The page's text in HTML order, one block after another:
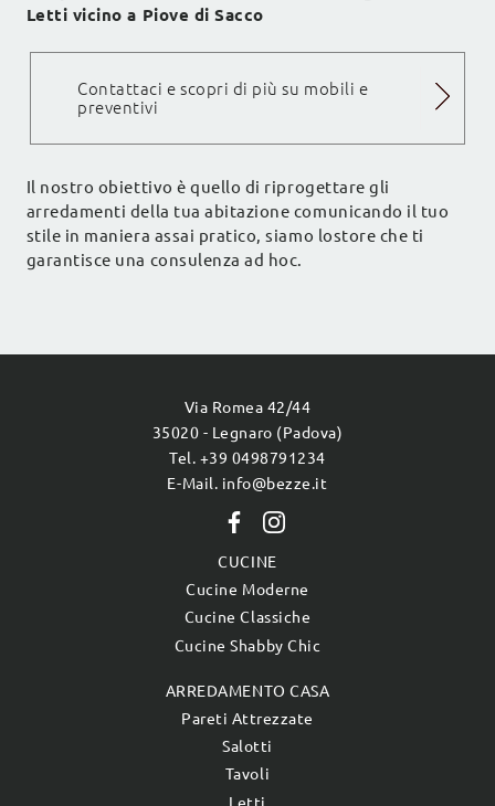
Letti vicino a Piove di Sacco
Contattaci e scopri di più su mobili e
preventivi
Il nostro obiettivo è quello di riprogettare gli
arredamenti della tua abitazione comunicando il tuo
stile in maniera assai pratico, siamo lostore che ti
garantisce una consulenza ad hoc.
Via Romea 42/44
35020 - Legnaro (Padova)
Tel. +39 0498791234
E-Mail. info@bezze.it
CUCINE
Cucine Moderne
Cucine Classiche
Cucine Shabby Chic
ARREDAMENTO CASA
Pareti Attrezzate
Salotti
Tavoli
Letti